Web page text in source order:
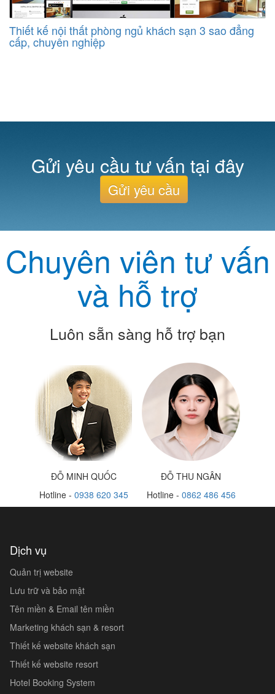
Thiết kế nội thất phòng ngủ khách sạn 3 sao đẳng
cấp, chuyên nghiệp
Gửi yêu cầu tư vấn tại đây
Gửi yêu cầu
Chuyên viên tư vấn
và hỗ trợ
Luôn sẵn sàng hỗ trợ bạn
ĐỖ MINH QUỐC
Hotline - 0938 620 345
ĐỖ THU NGÂN
Hotline - 0862 486 456
Dịch vụ
Quản trị website
Lưu trữ và bảo mật
Tên miền & Email tên miền
Marketing khách sạn & resort
Thiết kế website khách sạn
Thiết kế website resort
Hotel Booking System